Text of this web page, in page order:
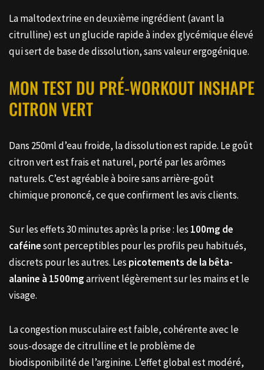
La maltodextrine en deuxième ingrédient (avant la
citrulline) est un glucide rapide à index glycémique élevé
qui sert de base de dissolution, sans valeur ergogénique.
MON TEST DU PRÉ-WORKOUT INSHAPE
CITRON VERT
Dans 250ml d’eau froide, la dissolution est rapide. Le goût
citron vert est frais et naturel, porté par les arômes
naturels. C’est agréable à boire sans arrière-goût
chimique prononcé, ce que confirment les avis clients.
Sur les effets 30 minutes après la prise : les 100mg de
caféinesont perceptibles pour les profils peu habitués,
discrets pour les autres. Les picotements de la bêta-
alanine à 1500mgarrivent légèrement sur les mains et le
visage.
La congestion musculaire est faible, cohérente avec le
sous-dosage de citrulline et le problème de
biodisponibilité de l’arginine. L’effet global est modéré,